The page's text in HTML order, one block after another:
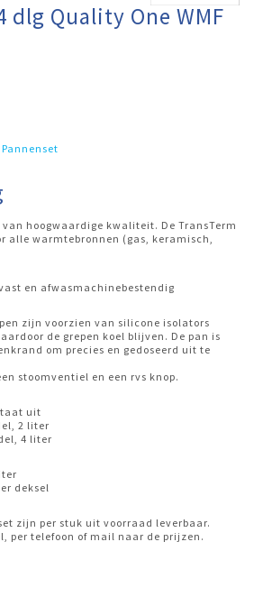
dlg Quality One WMF
,Pannenset
van hoogwaardige kwaliteit. De TransTerm
alle warmtebronnen (gas, keramisch,
en afwasmachinebestendig
zijn voorzien van silicone isolators
de grepen koel blijven. De pan is
om precies en gedoseerd uit te
stoomventiel en een rvs knop.
uit
2 liter
4 liter
deksel
zijn per stuk uit voorraad leverbaar.
per telefoon of mail naar de prijzen.